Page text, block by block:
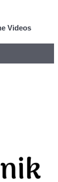
Videos